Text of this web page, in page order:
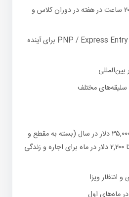
امکان کار پاره‌وقت تا ۲۰ ساعت در هفته در دوران کلاس و
مسیر PGWP و مسیر PNP / Express Entry برای آینده
سلیقه‌های مختلف
هزینه حدود ۱۵,۰۰۰ تا ۳۵,۰۰۰ دلار در سال (بسته به مقطع و
استان) و حدود ۱,۲۰۰ تا ۲,۲۰۰ دلار در ماه برای اجاره و زندگی
انتظار ویزا
ماه‌های اول